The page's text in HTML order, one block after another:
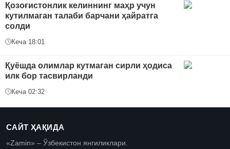
Қозоғистонлик келиннинг маҳр учун
кутилмаган талаби барчани ҳайратга
солди
Кеча 18:01
Қуёшда олимлар кутмаган сирли ҳодиса
илк бор тасвирланди
Кеча 02:32
САЙТ ҲАҚИДА
«Zamin» – Ўзбекистон янгиликлари.